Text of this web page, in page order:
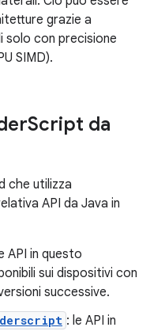
grazie a
solo con precisione
SIMD).
Script da
che utilizza
API da Java in
API in questo
sui dispositivi con
successive.
: le API in